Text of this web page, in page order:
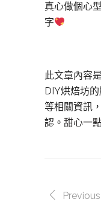
真心做個心
字
此文章內容
DIY烘焙坊
等相關資訊
認。 甜心一
Previous